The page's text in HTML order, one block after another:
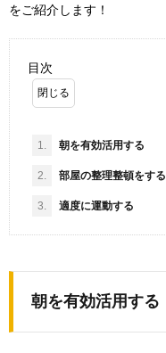
をご紹介します！
目次
1. 朝を有効活用する
2. 部屋の整理整頓をする
3. 適度に運動する
朝を有効活用する